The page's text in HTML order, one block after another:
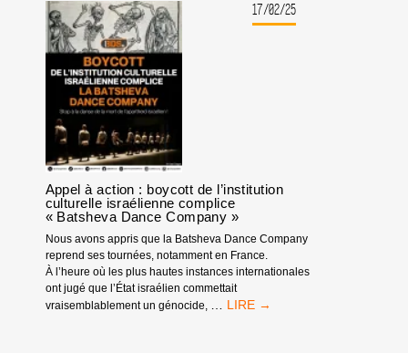
LA
COORDINATION
NATIONALE
BDS
FRANCE
17/02/25
Appel à action : boycott de l’institution
culturelle israélienne complice
« Batsheva Dance Company »
Nous avons appris que la Batsheva Dance Company
reprend ses tournées, notamment en France.
À l’heure où les plus hautes instances internationales
ont jugé que l’État israélien commettait
vraisemblablement un génocide,
APPEL